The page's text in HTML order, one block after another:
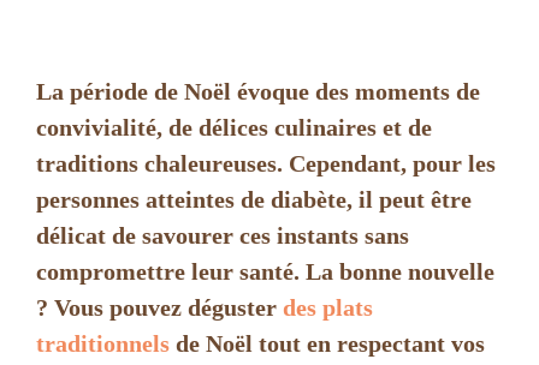
La période de Noël évoque des moments de
convivialité, de délices culinaires et de
traditions chaleureuses. Cependant, pour les
personnes atteintes de diabète, il peut être
délicat de savourer ces instants sans
compromettre leur santé. La bonne nouvelle
? Vous pouvez déguster des plats
traditionnels de Noël tout en respectant vos